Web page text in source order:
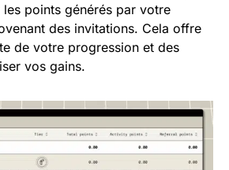
points générés par votre
des invitations. Cela offre
de votre progression et des
vos gains.